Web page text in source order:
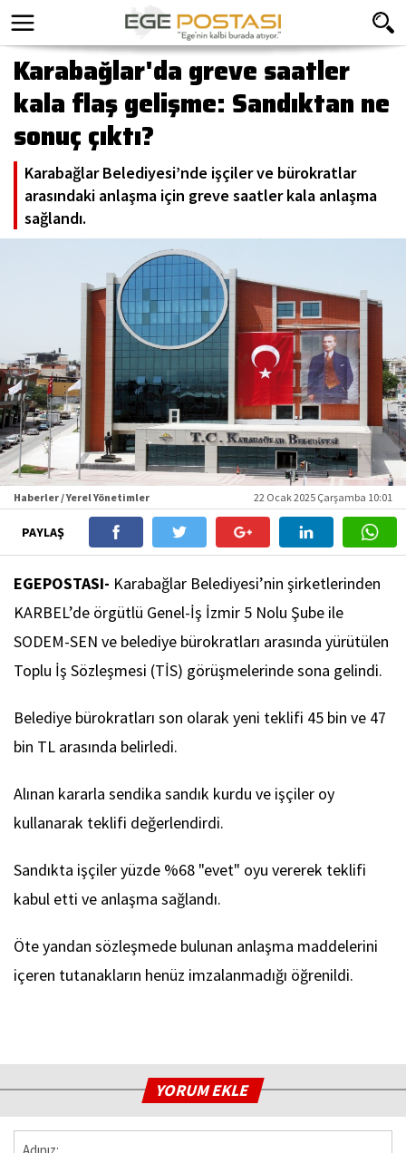
Karabağlar'da greve saatler
kala flaş gelişme: Sandıktan ne
sonuç çıktı?
Karabağlar Belediyesi’nde işçiler ve bürokratlar
arasındaki anlaşma için greve saatler kala anlaşma
sağlandı.
Haberler / Yerel Yönetimler 22 Ocak 2025 Çarşamba 10:01
PAYLAŞ
EGEPOSTASI- Karabağlar Belediyesi’nin şirketlerinden
KARBEL’de örgütlü Genel-İş İzmir 5 Nolu Şube ile
SODEM-SEN ve belediye bürokratları arasında yürütülen
Toplu İş Sözleşmesi (TİS) görüşmelerinde sona gelindi.
Belediye bürokratları son olarak yeni teklifi 45 bin ve 47
bin TL arasında belirledi.
Alınan kararla sendika sandık kurdu ve işçiler oy
kullanarak teklifi değerlendirdi.
Sandıkta işçiler yüzde %68 "evet" oyu vererek teklifi
kabul etti ve anlaşma sağlandı.
Öte yandan sözleşmede bulunan anlaşma maddelerini
içeren tutanakların henüz imzalanmadığı öğrenildi.
YORUM EKLE